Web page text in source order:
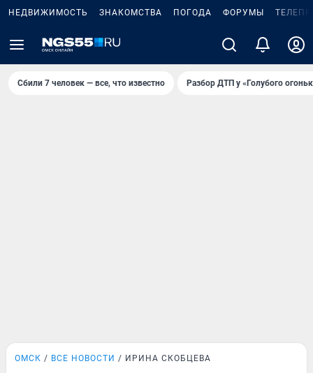
НЕДВИЖИМОСТЬ ЗНАКОМСТВА ПОГОДА ФОРУМЫ
Сбили 7 человек — все, что известно Разбор ДТП у «Голубого
ОМСК ВСЕ НОВОСТИ ИРИНА СКОБЦЕВА